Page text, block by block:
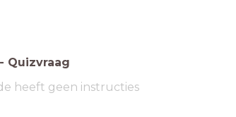
- Quizvraag
heeft geen instructies